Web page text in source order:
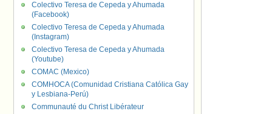
Colectivo Teresa de Cepeda y Ahumada
(Facebook)
Colectivo Teresa de Cepeda y Ahumada
(Instagram)
Colectivo Teresa de Cepeda y Ahumada
(Youtube)
COMAC (Mexico)
COMHOCA (Comunidad Cristiana Católica Gay
y Lesbiana-Perú)
Communauté du Christ Libérateur